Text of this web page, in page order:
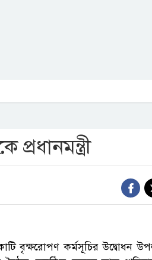
বৃক্ষরোপণ কর্মসূচির উদ্বোধন